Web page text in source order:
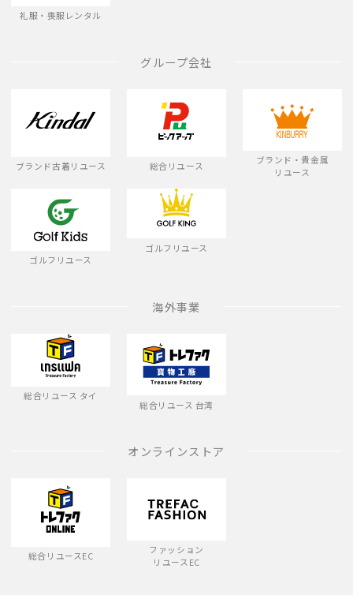
礼服・喪服レンタル
グループ会社
ブランド古着リユース 総合リユース
ブランド・貴金属
リユース
ゴルフリユース
ゴルフリユース
海外事業
総合リユース タイ
総合リユース 台湾
オンラインストア
総合リユースEC
ファッション
リユースEC